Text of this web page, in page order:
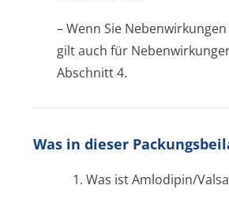
– Wenn Sie
gilt auch für
Abschnitt 4.
Was in dieser
1. Was ist Amlodipin/